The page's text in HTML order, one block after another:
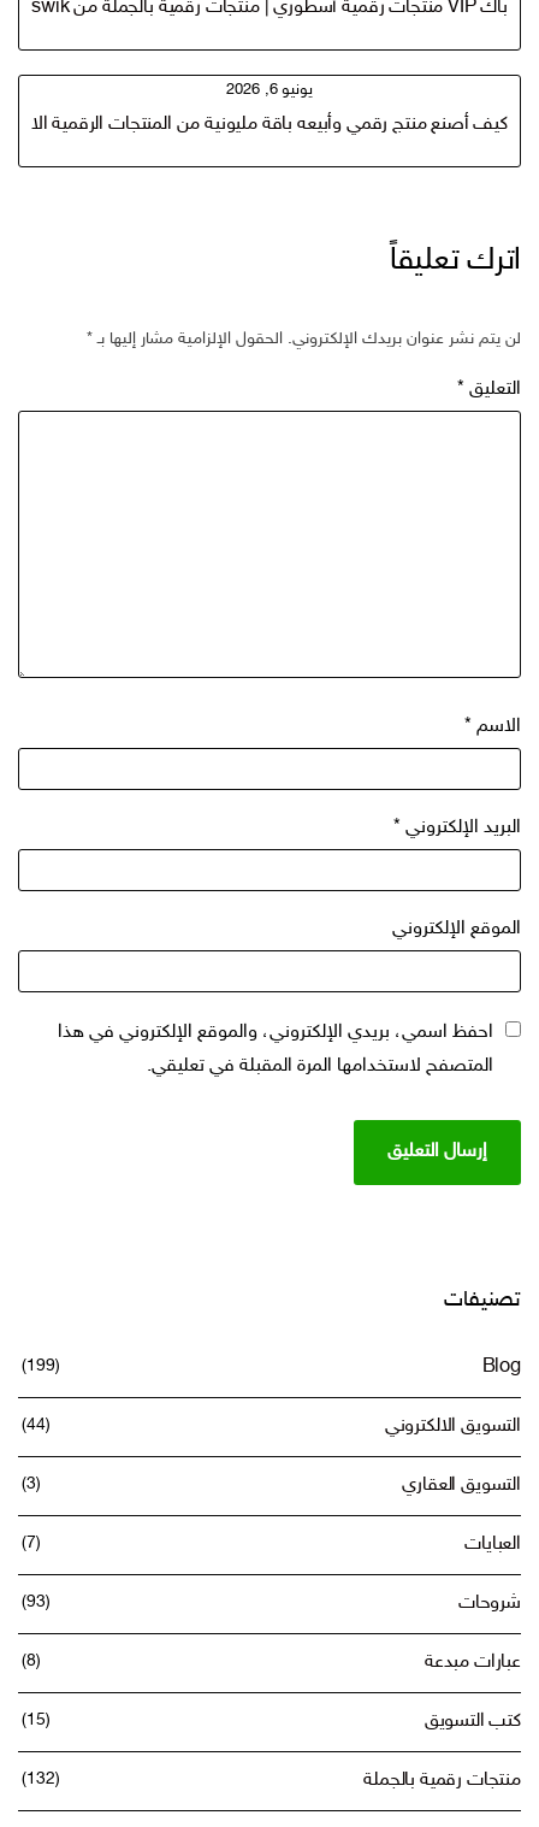
باك VIP منتجات رقمية أسطوري | منتجات رقمية بالجملة من Techtaswik
يونيو 6, 2026
كيف أصنع منتج رقمي وأبيعه باقة مليونية من المنتجات الرقمية الاكثر
اترك تعليقاً
لن يتم نشر عنوان بريدك الإلكتروني. الحقول الإلزامية مشار إليها بـ*
التعليق *
الاسم *
البريد الإلكتروني *
الموقع الإلكتروني
احفظ اسمي، بريدي الإلكتروني، والموقع الإلكتروني في هذا
المتصفح لاستخدامها المرة المقبلة في تعليقي.
تصنيفات
Blog
(199)
التسويق الالكتروني (44)
التسويق العقاري (3)
العبايات (7)
شروحات (93)
عبارات مبدعة (8)
كتب التسويق (15)
منتجات رقمية بالجملة (132)